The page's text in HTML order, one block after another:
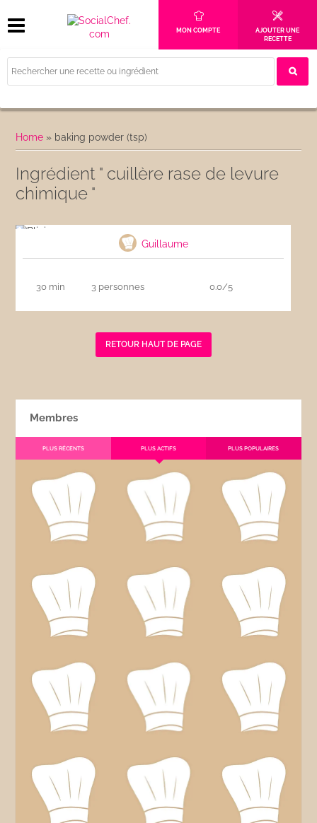
MON COMPTE
AJOUTER UNE
RECETTE
Home » baking powder (tsp)
Ingrédient " cuillère rase de levure
chimique "
Guillaume
30 min 3 personnes 0.0/5
RETOUR HAUT DE PAGE
Membres
PLUS RÉCENTS PLUS ACTIFS PLUS POPULAIRES